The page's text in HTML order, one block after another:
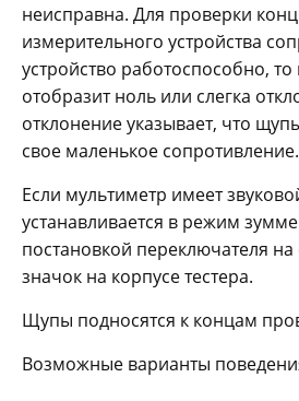
неисправна. Для проверки
измерительного устройства
устройство работоспособно, то
отобразит ноль или слегка
отклонение указывает, что
свое маленькое сопротивление.
Если мультиметр имеет
устанавливается в режим
постановкой переключателя
значок на корпусе тестера.
Щупы подносятся к концам
Возможные варианты